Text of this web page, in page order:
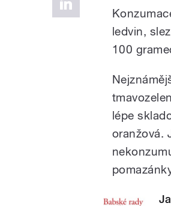
ledvin,
100
lépe
oranžová.